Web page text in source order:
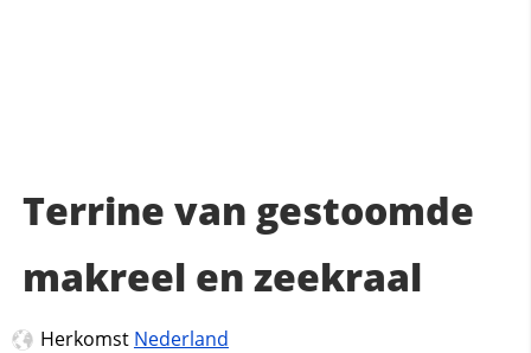
Terrine van gestoomde
makreel en zeekraal
Herkomst Nederland